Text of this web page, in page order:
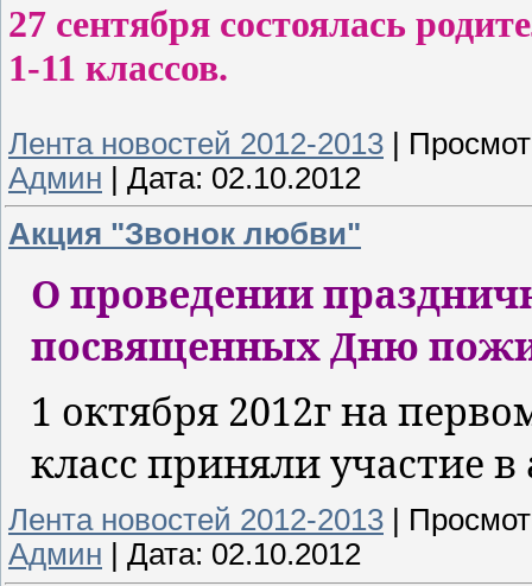
27 сентября состоялась
1-11 классов.
Лента новостей 2012-2013 |
Админ | Дата: 02.10.2012
Акция "Звонок любви"
О проведении
посвященных Дню
1 октября 2012г на
класс приняли участие
Лента новостей 2012-2013
Админ
Дата: 02.10.2012